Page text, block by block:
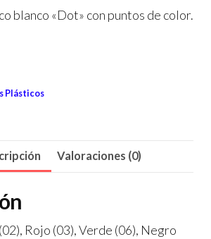
blanco «Dot» con puntos de color.
Plásticos
Valoraciones (0)
Rojo (03), Verde (06), Negro